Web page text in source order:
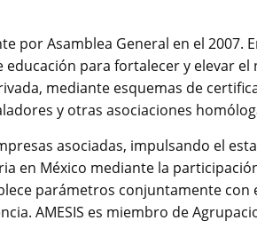
por Asamblea General en el
para fortalecer y elevar
mediante esquemas de
y otras asociaciones
asociadas, impulsando el
en México mediante la
parámetros conjuntamente con
AMESIS es miembro de